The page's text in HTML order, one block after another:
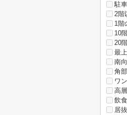
駐
2階
1階
10
20
最
南
角
ワ
高
飲
居